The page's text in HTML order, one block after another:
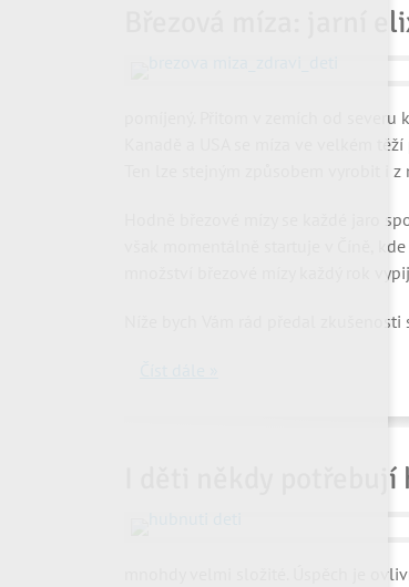
Březová míza: jarní
pomíjený. Přitom v zemích od
Kanadě a USA se míza ve velkém
Ten lze stejným způsobem vyrobit i
Hodně březové mízy se každé jaro
však momentálně startuje v Číně,
množství březové mízy každý rok
Níže bych Vám rád předal
I děti někdy
mnohdy velmi složité. Úspěch je